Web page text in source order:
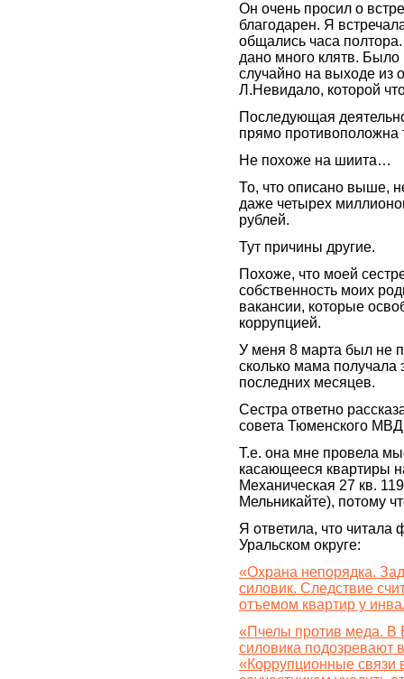
Он очень просил о
благодарен. Я
общались часа
дано много клятв.
случайно на выходе из
Л.Невидало, которой
Последующая
прямо противоположна
Не похоже на шиита…
То, что описано выше,
даже четырех
рублей.
Тут причины другие.
Похоже, что моей
собственность моих
вакансии, которые
коррупцией.
У меня 8 марта был не
сколько мама получала
последних месяцев.
Сестра ответно
совета Тюменского
Т.е. она мне провела
касающееся квартиры
Механическая 27 кв.
Мельникайте), потому
Я ответила, что читала
Уральском округе:
«Охрана непорядка.
силовик. Следствие
отъемом квартир у
«Пчелы против меда. В
силовика подозревают
«Коррупционные связи